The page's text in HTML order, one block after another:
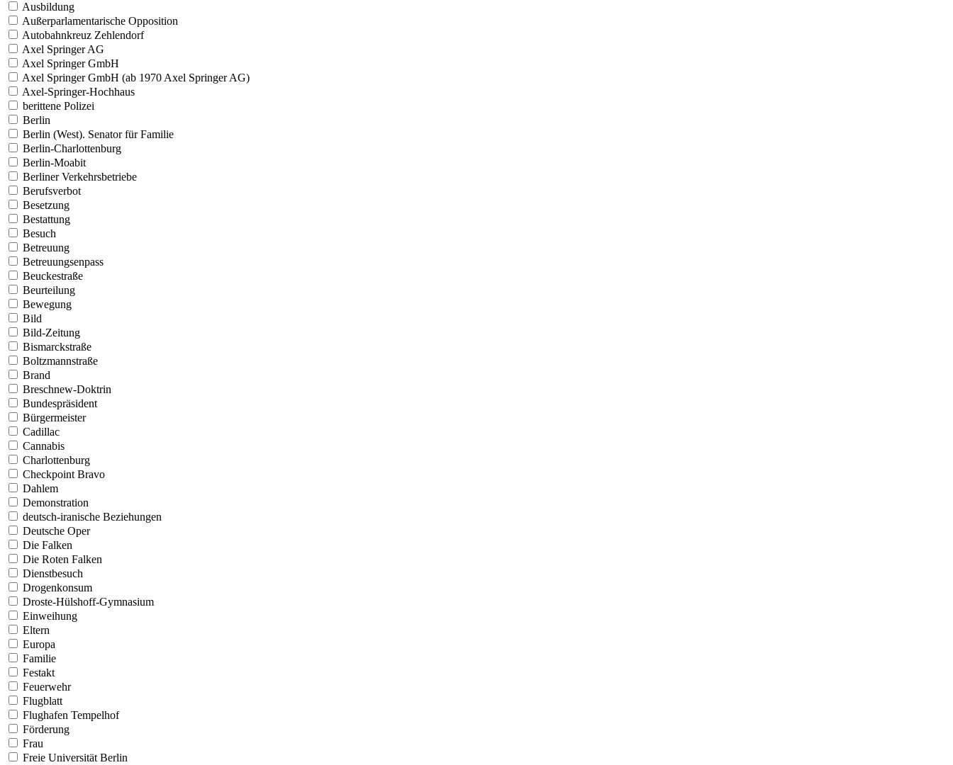
Ausbildung
Außerparlamentarische Opposition
Autobahnkreuz Zehlendorf
Axel Springer AG
Axel Springer GmbH
Axel Springer GmbH (ab 1970 Axel Springer AG)
Axel-Springer-Hochhaus
berittene Polizei
Berlin
Berlin (West). Senator für Familie
Berlin-Charlottenburg
Berlin-Moabit
Berliner Verkehrsbetriebe
Berufsverbot
Besetzung
Bestattung
Besuch
Betreuung
Betreuungsenpass
Beuckestraße
Beurteilung
Bewegung
Bild
Bild-Zeitung
Bismarckstraße
Boltzmannstraße
Brand
Breschnew-Doktrin
Bundespräsident
Bürgermeister
Cadillac
Cannabis
Charlottenburg
Checkpoint Bravo
Dahlem
Demonstration
deutsch-iranische Beziehungen
Deutsche Oper
Die Falken
Die Roten Falken
Dienstbesuch
Drogenkonsum
Droste-Hülshoff-Gymnasium
Einweihung
Eltern
Europa
Familie
Festakt
Feuerwehr
Flugblatt
Flughafen Tempelhof
Förderung
Frau
Freie Universität Berlin